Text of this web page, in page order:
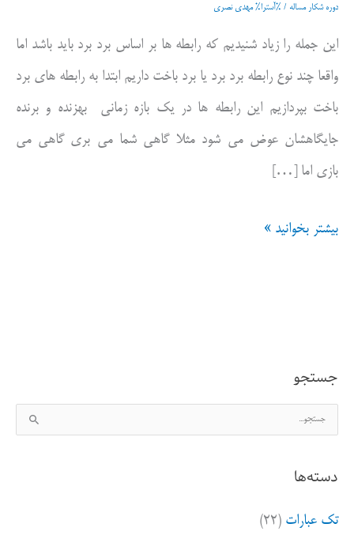
دوره شکار مساله / %آسترا% مهدی نصری
این جمله را زیاد شنیدیم که رابطه ها بر اساس برد برد باید باشد اما
واقعا چند نوع رابطه برد برد یا برد باخت داریم ابتدا به رابطه های برد
باخت بپردازیم این رابطه ها در یک بازه زمانی بهزنده و برنده
جایگاهشان عوض می شود مثلا گاهی شما می بری گاهی می
بازی اما […]
رابطه
باخت
بیشتر بخوانید »
جستجو
س
ج
ب
دسته‌ها
تک عبارات (۲۲)